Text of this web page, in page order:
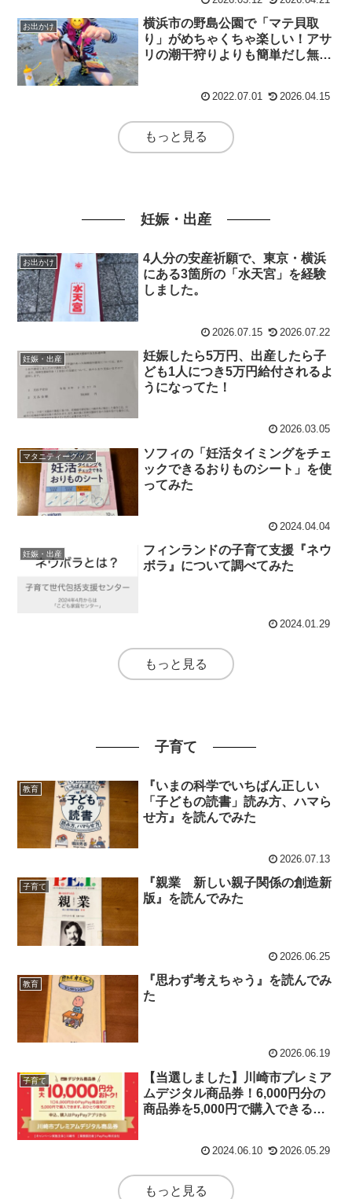
お出かけ
横浜市の野島公園で「マテ貝取
り」がめちゃくちゃ楽しい！アサ
リの潮干狩りよりも簡単だし無料
2022.07.01 2026.04.15
もっと見る
妊娠・出産
お出かけ
4人分の安産祈願で、東京・横浜
にある3箇所の「水天宮」を経験
しました。
2026.07.15 2026.07.22
妊娠・出産
妊娠したら5万円、出産したら子
ども1人につき5万円給付されるよ
うになってた！
2026.03.05
マタニティーグッズ
ソフィの「妊活タイミングをチェ
ックできるおりものシート」を使
ってみた
2024.04.04
妊娠・出産
フィンランドの子育て支援『ネウ
ボラ』について調べてみた
2024.01.29
もっと見る
子育て
教育
『いまの科学でいちばん正しい
「子どもの読書」読み方、ハマら
せ方』を読んでみた
2026.07.13
子育て
『親業 新しい親子関係の創造新
版』を読んでみた
2026.06.25
教育
『思わず考えちゃう』を読んでみ
た
2026.06.19
子育て
【当選しました】川崎市プレミア
ムデジタル商品券！6,000円分の
商品券を5,000円で購入できるの
後11時59分まで2024.06.10 2026.05.29
もっと見る